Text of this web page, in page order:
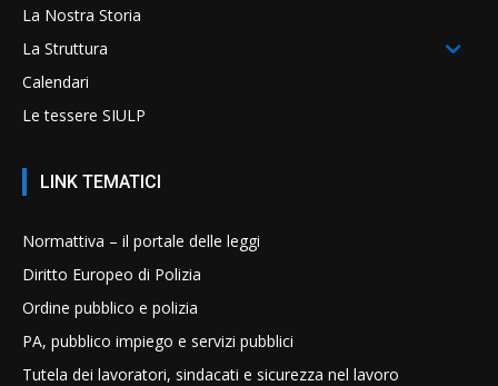
La Nostra Storia
La Struttura
Calendari
Le tessere SIULP
LINK TEMATICI
Normattiva – il portale delle leggi
Diritto Europeo di Polizia
Ordine pubblico e polizia
PA, pubblico impiego e servizi pubblici
Tutela dei lavoratori, sindacati e sicurezza nel lavoro